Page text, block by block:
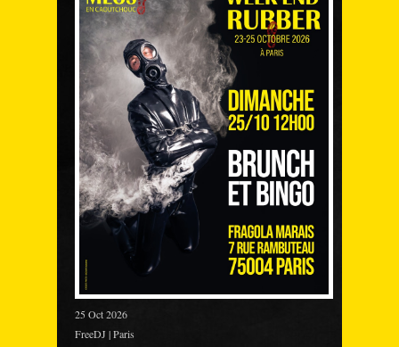
25 Oct 2026
FreeDJ | Paris